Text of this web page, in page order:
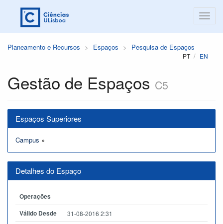
Planeamento e Recursos Espaços Pesquisa de Espaços
PT EN
Gestão de Espaços C5
Espaços Superiores
Campus »
Detalhes do Espaço
Operações
Válido Desde
31-08-2016 2:31